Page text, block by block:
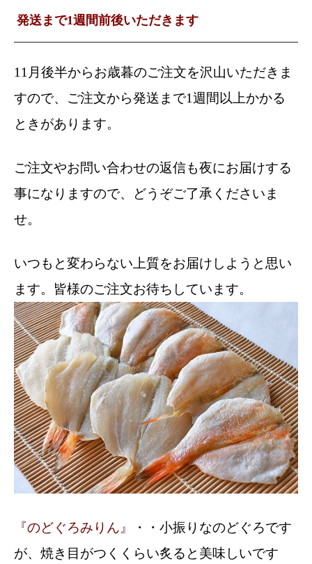
発送まで1週間前後いただきます
11月後半からお歳暮のご注文を沢山いただきま
すので、ご注文から発送まで1週間以上かかる
ときがあります。
ご注文やお問い合わせの返信も夜にお届けする
事になりますので、どうぞご了承くださいま
せ。
いつもと変わらない上質をお届けしようと思い
ます。皆様のご注文お待ちしています。
『のどぐろみりん』
・・小振りなのどぐろです
が、焼き目がつくくらい炙ると美味しいです